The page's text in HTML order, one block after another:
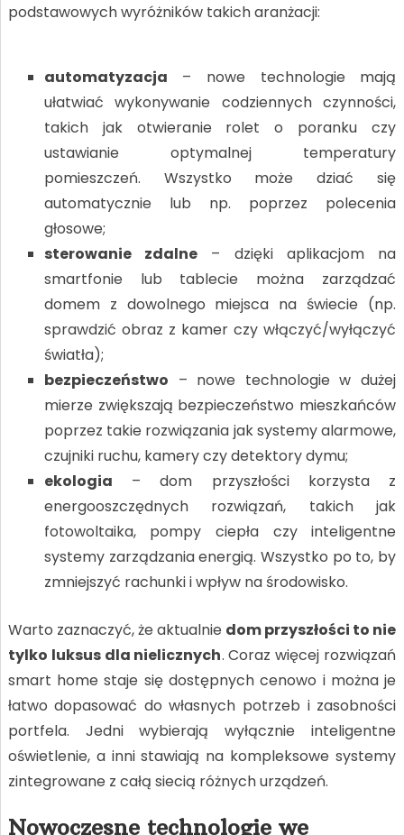
podstawowych wyróżników takich aranżacji:
automatyzacja – nowe technologie mają
ułatwiać wykonywanie codziennych czynności,
takich jak otwieranie rolet o poranku czy
ustawianie optymalnej temperatury
pomieszczeń. Wszystko może dziać się
automatycznie lub np. poprzez polecenia
głosowe;
sterowanie zdalne – dzięki aplikacjom na
smartfonie lub tablecie można zarządzać
domem z dowolnego miejsca na świecie (np.
sprawdzić obraz z kamer czy włączyć/wyłączyć
światła);
bezpieczeństwo – nowe technologie w dużej
mierze zwiększają bezpieczeństwo mieszkańców
poprzez takie rozwiązania jak systemy alarmowe,
czujniki ruchu, kamery czy detektory dymu;
ekologia – dom przyszłości korzysta z
energooszczędnych rozwiązań, takich jak
fotowoltaika, pompy ciepła czy inteligentne
systemy zarządzania energią. Wszystko po to, by
zmniejszyć rachunki i wpływ na środowisko.
Warto zaznaczyć, że aktualnie dom przyszłości to nie
tylko luksus dla nielicznych. Coraz więcej rozwiązań
smart home staje się dostępnych cenowo i można je
łatwo dopasować do własnych potrzeb i zasobności
portfela. Jedni wybierają wyłącznie inteligentne
oświetlenie, a inni stawiają na kompleksowe systemy
zintegrowane z całą siecią różnych urządzeń.
Nowoczesne technologie we